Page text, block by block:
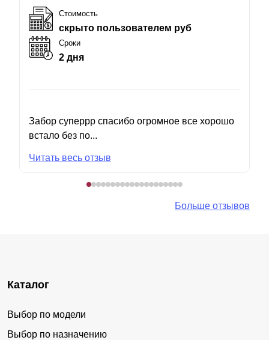
Стоимость
скрыто пользователем руб
Сроки
2 дня
Забор суперрр спасибо огромное все хорошо
встало без по...
Читать весь отзыв
Больше отзывов
Каталог
Выбор по модели
Выбор по назначению